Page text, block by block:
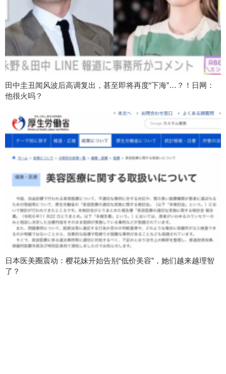
田中圭丑闻风波后高调复出，甚至即将再度“下海”…？！日网：
他很火吗？
日本医美圈震动：樱花妹开始告别“低价美容”，她们越来越理智
了？